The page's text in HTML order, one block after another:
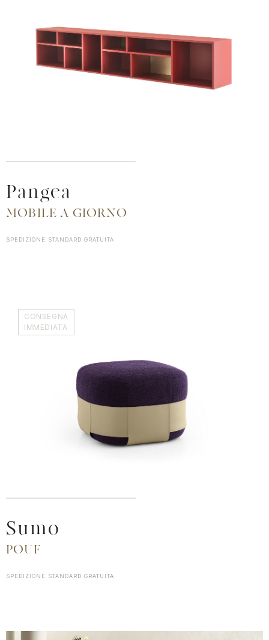
MOBILE A GIORNO
Pangea
SPEDIZIONE STANDARD GRATUITA
CONSEGNA
IMMEDIATA
POUF
Sumo
SPEDIZIONE STANDARD GRATUITA